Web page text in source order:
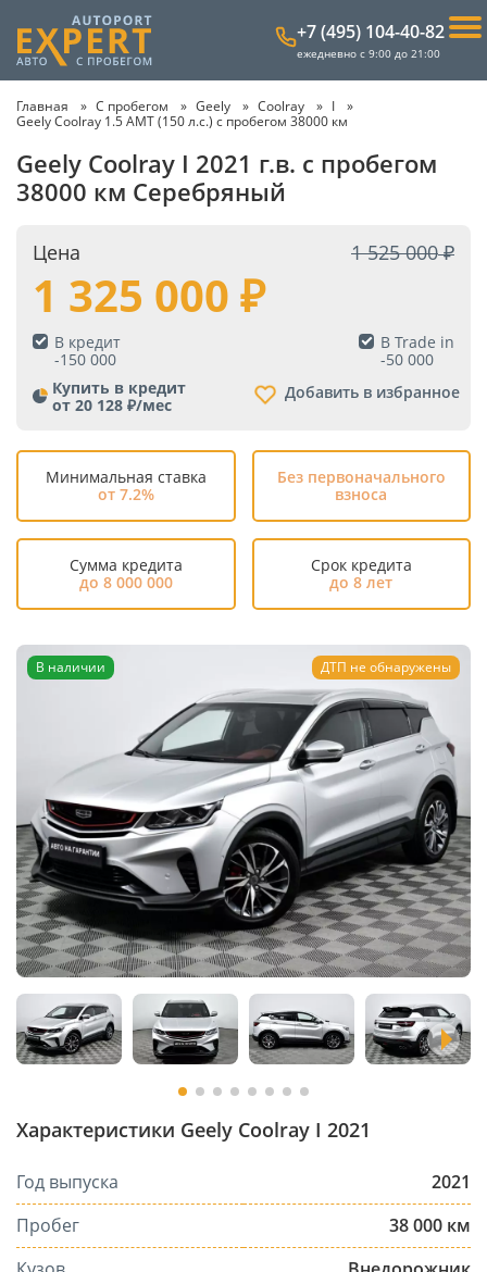
+7 (495) 104-40-82
ежедневно с 9:00 до 21:00
Главная С пробегом Geely Coolray
I
Geely Coolray 1.5 AMT (150 л.с.) с пробегом 38000 км
Geely Coolray I 2021 г.в. с пробегом
38000 км Серебряный
Цена 1 525 000
1 325 000
В кредит
-150 000
В Trade in
-50 000
Купить в кредит
от 20 128 ₽/мес
Добавить в избранное
Минимальная ставка
от 7.2%
Без первоначального
взноса
Сумма кредита
до 8 000 000
Срок кредита
до 8 лет
Характеристики Geely Coolray I 2021
Год выпуска
2021
Пробег
38 000 км
В наличии ДТП не обнаружены